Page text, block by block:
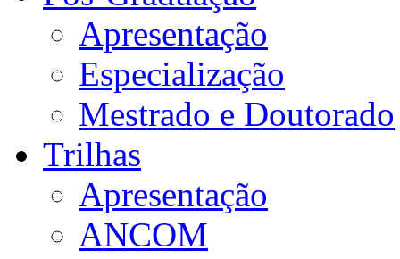
Apresentação
Especialização
Mestrado e Doutorado
Trilhas
Apresentação
ANCOM